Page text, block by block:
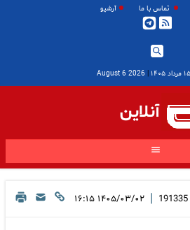
تماس با ما آرشیو
|
2026 August 6
آنلاین
191335
| ۱۴۰۵/۰۳/۰۲ ۱۶:۱۵